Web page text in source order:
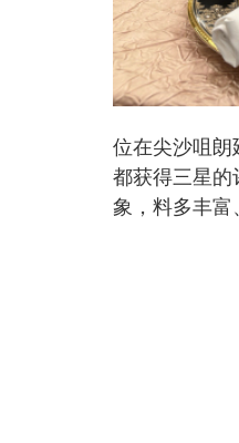
位在尖沙咀朗
都获得三星的
象，料多丰富